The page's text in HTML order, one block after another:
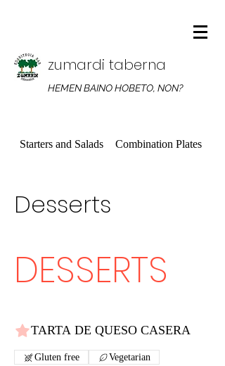
zumardi taberna
HEMEN BAINO HOBETO, NON?
Starters and Salads Combination Plates
Desserts
DESSERTS
TARTA DE QUESO CASERA
Gluten free Vegetarian